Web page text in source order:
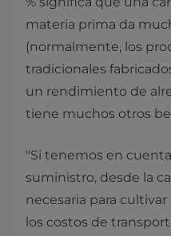
materia prima da
(normalmente, los
tradicionales
un rendimiento de
tiene muchos otros
"Si tenemos en
suministro, desde la
necesaria para
los costos de